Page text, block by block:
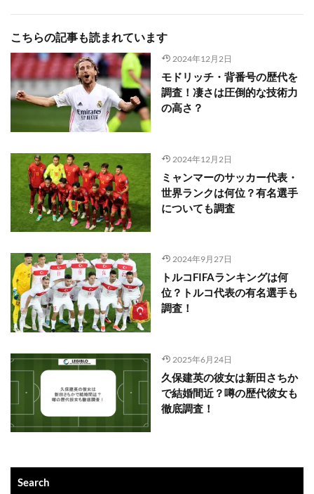
こちらの記事も読まれています
2024年12月2日
モドリッチ・背番号の歴代を
調査！凄さは圧倒的な技術力
の高さ？
2024年12月2日
ミャンマーのサッカー代表・
世界ランクは何位？有名選手
についても調査
2024年9月27日
トルコFIFAランキングは何
位？トルコ代表の有名選手も
調査！
2025年6月24日
久保建英の彼女は新田さちか
で結婚間近？噂の歴代彼女も
徹底調査！
Search